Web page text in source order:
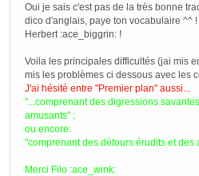
Oui je sais c'est pas de la très bonne
dico d'anglais, paye ton vocabulaire ^^ !
Herbert :ace_biggrin: !
Voila les principales difficultés (jai mis
mis les problèmes ci dessous avec les
J'ai hésité entre "Premier plan" aussi...
"...comprenant des digressions
amusants" ;
ou encore:
"comprenant des détours érudits et des
Merci Filo :ace_wink: